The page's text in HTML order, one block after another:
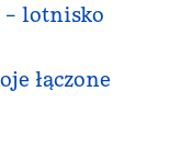
lotnisko
łączone